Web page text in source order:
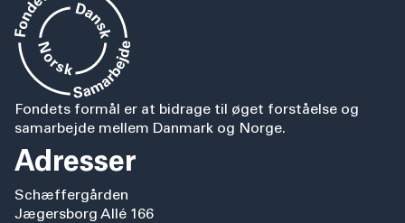
Fondets formål er at bidrage til øget forståelse og
samarbejde mellem Danmark og Norge.
Adresser
Schæffergården
Jægersborg Allé 166